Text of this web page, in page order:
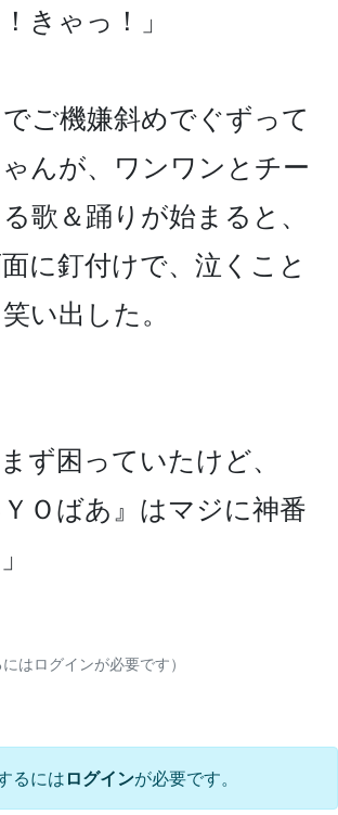
きゃっ！」
ご機嫌斜めでぐずって
んが、ワンワンとチー
歌＆踊りが始まると、
に釘付けで、泣くこと
い出した。
ず困っていたけど、
ＹＯばあ』はマジに神番
にはログインが必要です）
るにはログインが必要です。